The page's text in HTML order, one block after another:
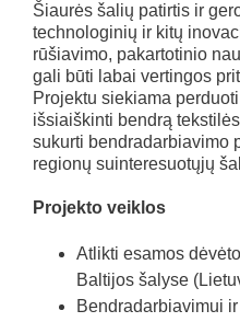
Šiaurės šalių patirtis ir
technologinių ir kitų
rūšiavimo, pakartotinio
gali būti labai vertingos
Projektu siekiama
išsiaiškinti bendrą
sukurti bendradarbiavimo
regionų suinteresuotųjų
Projekto veiklos
Atlikti esamos
Baltijos šalyse
Bendradarbiavimui